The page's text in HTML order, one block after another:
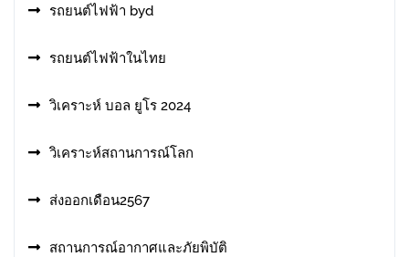
รถยนต์ไฟฟ้า byd
รถยนต์ไฟฟ้าในไทย
วิเคราะห์ บอล ยูโร 2024
วิเคราะห์สถานการณ์โลก
ส่งออกเดือน2567
สถานการณ์อากาศและภัยพิบัติ